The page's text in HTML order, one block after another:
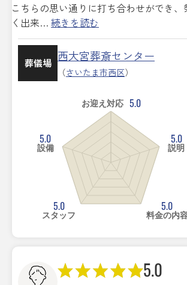
こちらの思い通りに打ち合わせができ、
く出来… 続きを読む
葬儀場 西大宮葬斎センター
（さいたま市西区）
お迎え対応 5.0
5.0
説明
5.0
料金の内
5.0
スタッフ
5.0
設備
5.0